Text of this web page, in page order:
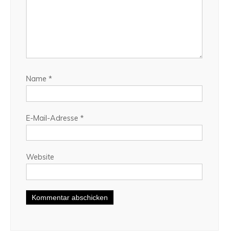
Name *
E-Mail-Adresse *
Website